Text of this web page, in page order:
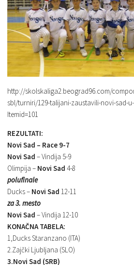
http://skolskaliga2.beograd96.com/
sbl/turniri/129-talijani-zaustavili-novi-sad-
Itemid=101
REZULTATI:
Novi Sad – Race 9-7
Novi Sad – Vindija 5-9
Olimpija – Novi Sad 4-8
polufinale
Ducks – Novi Sad 12-11
za 3. mesto
Novi Sad – Vindija 12-10
KONAČNA TABELA:
1,Ducks Staranzano (ITA)
2.Zajčki Ljubljana (SLO)
3.Novi Sad (SRB)